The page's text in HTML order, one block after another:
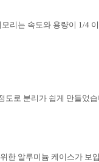
모리는 속도와 용량이 1/4
도로 분리가 쉽게 만들었
한 알루미늄 케이스가 보